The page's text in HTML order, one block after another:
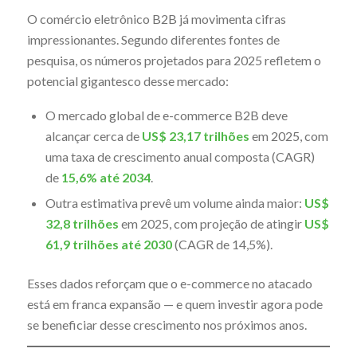
O comércio eletrônico B2B já movimenta cifras
impressionantes. Segundo diferentes fontes de
pesquisa, os números projetados para 2025 refletem o
potencial gigantesco desse mercado:
O mercado global de e-commerce B2B deve
alcançar cerca de US$ 23,17 trilhões em 2025, com
uma taxa de crescimento anual composta (CAGR)
de 15,6% até 2034.
Outra estimativa prevê um volume ainda maior: US$
32,8 trilhões em 2025, com projeção de atingir US$
61,9 trilhões até 2030(CAGR de 14,5%).
Esses dados reforçam que o e-commerce no atacado
está em franca expansão — e quem investir agora pode
se beneficiar desse crescimento nos próximos anos.